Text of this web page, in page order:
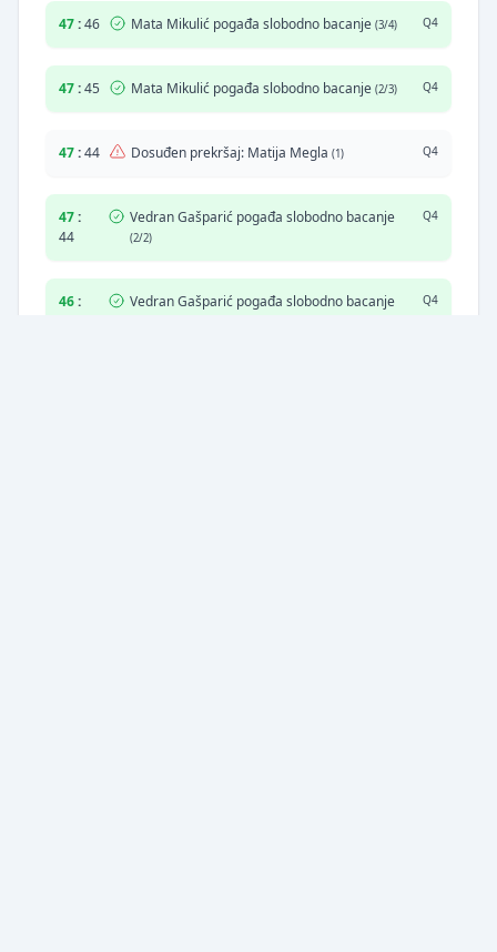
47:46 Mata Mikulić pogađa slobodno bacanje (3/4) Q4
47:45 Mata Mikulić pogađa slobodno bacanje (2/3) Q4
47:44 Dosuđen prekršaj: Matija Megla (1) Q4
47:
44
Vedran Gašparić pogađa slobodno bacanje
(2/2)
Q4
46:
Vedran Gašparić pogađa slobodno bacanje Q4